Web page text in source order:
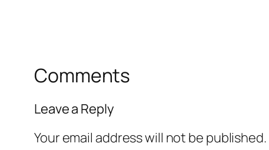
Comments
Leave a Reply
Your email address will not be published.